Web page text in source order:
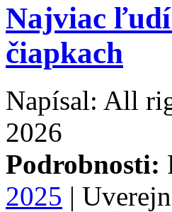
Najviac ľudí
čiapkach
Napísal: All
2026
Podrobnosti:
2025 |